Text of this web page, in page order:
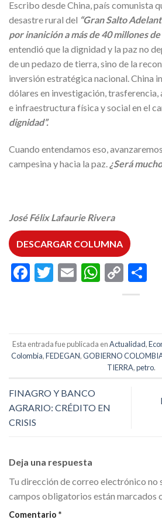
Escribo desde China, país comunista
desastre rural del “Gran Salto
por inanición a más de 40 millones
entendió que la dignidad y la paz no
de un pedazo de tierra, sino de la
inversión estratégica nacional. China
dólares en investigación, trasferencia,
e infraestructura física y social en el
dignidad”.
Cuando entendamos eso,
campesina y hacia la paz. ¿Será
José Félix Lafaurie Rivera
DESCARGAR COLUMNA
Facebook
Twitter
Email Copy
Link
Esta entrada fue publicada enActualidad,
Colombia,FEDEGAN,GOBIERNO
TIERRA,petro.
FINAGRO Y BANCO
AGRARIO: CRÉDITO EN
CRISIS
Deja una respuesta
Tu dirección de correo electrónico no
campos obligatorios están marcados
Comentario *